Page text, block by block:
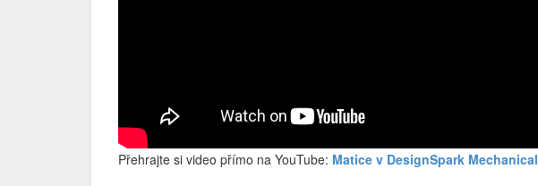
Přehrajte si video přímo na YouTube: Matice v DesignSpark Mechanical